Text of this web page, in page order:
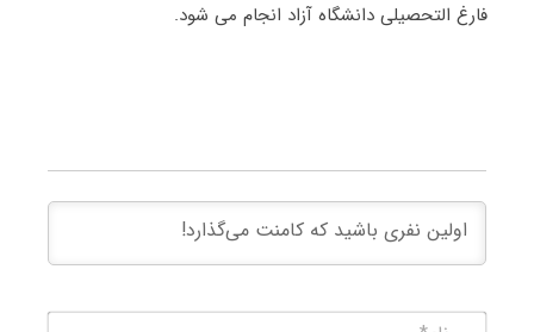
فارغ التحصیلی دانشگاه آزاد انجام می شود.